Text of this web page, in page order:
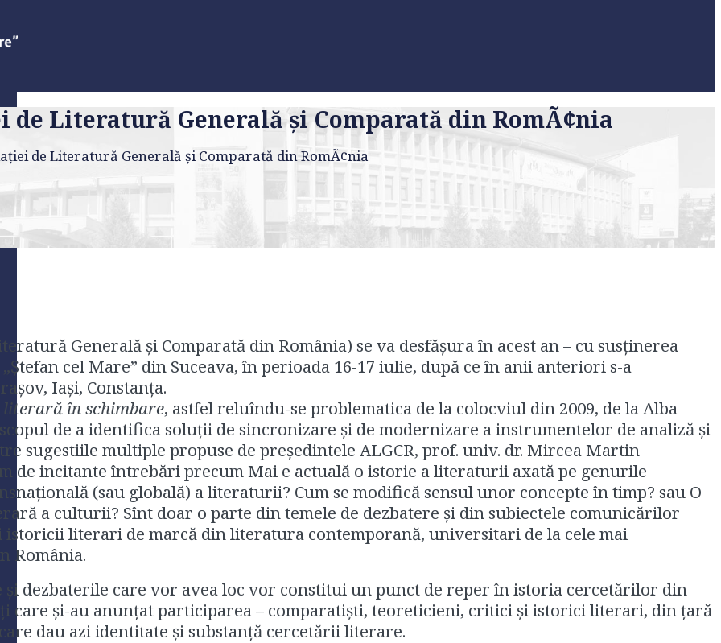
Literatură Generală şi Comparată din RomÃ¢nia
de Literatură Generală şi Comparată din RomÃ¢nia
Generală şi Comparată din România) se va desfăşura în acest an – cu susţinerea
cel Mare” din Suceava, în perioada 16-17 iulie, după ce în anii anteriori s-a
Iaşi, Constanţa.
literară în schimbare, astfel reluîndu-se problematica de la colocviul din 2009, de la Alba
scopul de a identifica soluţii de sincronizare şi de modernizare a instrumentelor de analiză şi
sugestiile multiple propuse de preşedintele ALGCR, prof. univ. dr. Mircea Martin
de incitante întrebări precum Mai e actuală o istorie a literaturii axată pe genurile
(sau globală) a literaturii? Cum se modifică sensul unor concepte în timp? sau O
a culturii? Sînt doar o parte din temele de dezbatere şi din subiectele comunicărilor
literari de marcă din literatura contemporană, universitari de la cele mai
România.
dezbaterile care vor avea loc vor constitui un punct de reper în istoria cercetărilor din
care şi-au anunţat participarea – comparatişti, teoreticieni, critici şi istorici literari, din ţară
dau azi identitate şi substanţă cercetării literare.